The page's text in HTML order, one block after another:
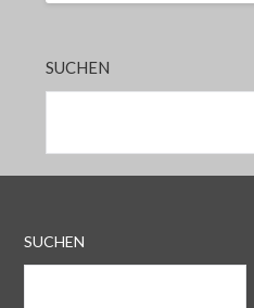
SUCHEN
SUCHEN